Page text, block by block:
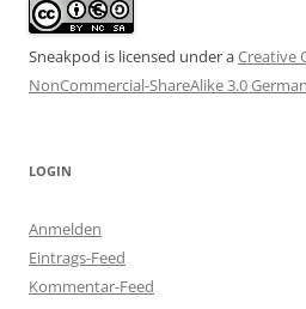
Sneakpod is licensed under aCreative
NonCommercial-ShareAlike 3.0
LOGIN
Anmelden
Eintrags-Feed
Kommentar-Feed